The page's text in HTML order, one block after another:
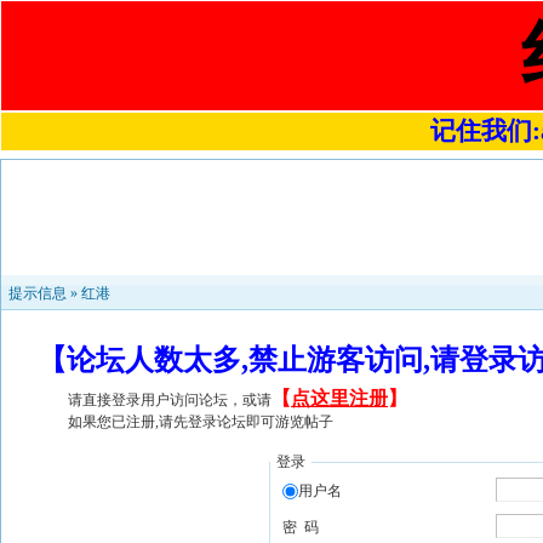
记住我们
提示信息 » 红港
【论坛人数太多,禁止游客访问,请登
请直接登录用户访问论坛，或请 【 点这里注册】
如果您已注册,请先登录论坛即可游览帖子
登录
用户名
密 码